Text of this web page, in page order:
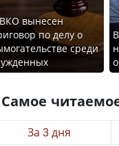
вынесен
по делу о
среди
Самое
За 3 дня